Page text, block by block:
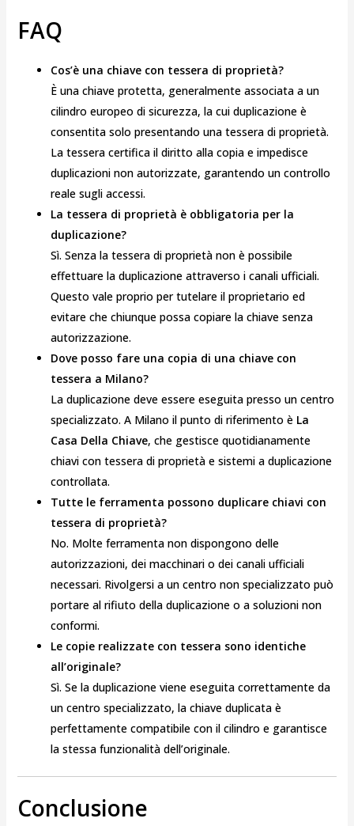
FAQ
Cos’è una chiave con tessera di proprietà?
È una chiave protetta, generalmente associata a un
cilindro europeo di sicurezza, la cui duplicazione è
consentita solo presentando una tessera di proprietà.
La tessera certifica il diritto alla copia e impedisce
duplicazioni non autorizzate, garantendo un controllo
reale sugli accessi.
La tessera di proprietà è obbligatoria per la
duplicazione?
Sì. Senza la tessera di proprietà non è possibile
effettuare la duplicazione attraverso i canali ufficiali.
Questo vale proprio per tutelare il proprietario ed
evitare che chiunque possa copiare la chiave senza
autorizzazione.
Dove posso fare una copia di una chiave con
tessera a Milano?
La duplicazione deve essere eseguita presso un centro
specializzato. A Milano il punto di riferimento è La
Casa Della Chiave, che gestisce quotidianamente
chiavi con tessera di proprietà e sistemi a duplicazione
controllata.
Tutte le ferramenta possono duplicare chiavi con
tessera di proprietà?
No. Molte ferramenta non dispongono delle
autorizzazioni, dei macchinari o dei canali ufficiali
necessari. Rivolgersi a un centro non specializzato può
portare al rifiuto della duplicazione o a soluzioni non
conformi.
Le copie realizzate con tessera sono identiche
all’originale?
Sì. Se la duplicazione viene eseguita correttamente da
un centro specializzato, la chiave duplicata è
perfettamente compatibile con il cilindro e garantisce
la stessa funzionalità dell’originale.
Conclusione